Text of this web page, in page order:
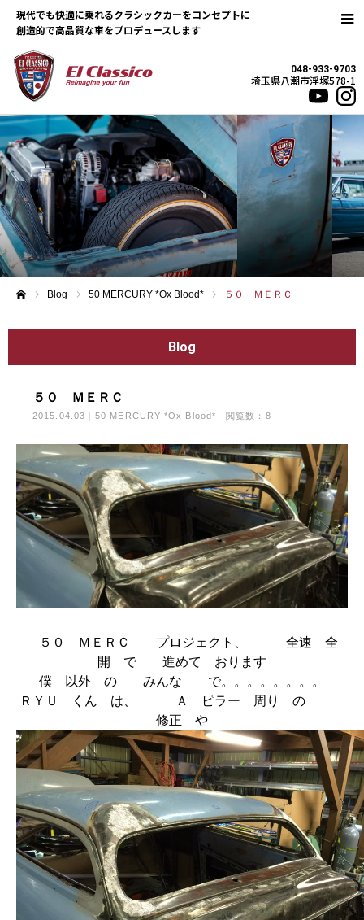
現代でも快適に乗れるクラシックカーをコンセプトに
048-933-9703
埼玉県八潮市浮塚578-1
Blog 50 MERCURY *Ox Blood* ５０ ＭＥＲＣ
Blog
５０ ＭＥＲＣ
2015.04.03 50 MERCURY *Ox Blood* 閲覧数：8
５０ ＭＥＲＣ プロジェクト、 全速 全
開 で 進めて おります
僕 以外 の みんな で。。。。。。。。
ＲＹＵ くん は、 Ａ ピラー 周り の
修正 や